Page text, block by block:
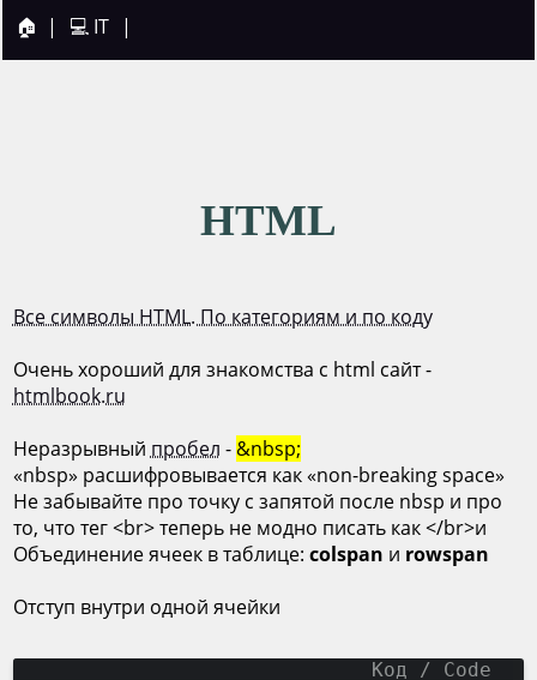
🏠 | 💻 IT |
HTML
Все символы HTML. По категориям и по коду
Очень хороший для знакомства с html сайт -
htmlbook.ru
Неразрывный пробел - &nbsp;
«nbsp» расшифровывается как «non-breaking space»
Не забывайте про точку с запятой после nbsp и про
то, что тег <br> теперь не модно писать как </br>и
Объединение ячеек в таблице: colspan и rowspan
Отступ внутри одной ячейки